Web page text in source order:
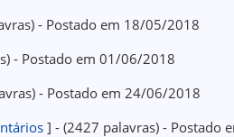
- Postado em 18/05/2018
- Postado em 01/06/2018
- Postado em 24/06/2018
] - (2427 palavras) - Postado